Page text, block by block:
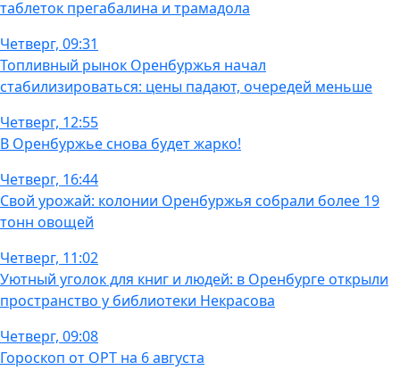
таблеток прегабалина и трамадола
Четверг, 09:31
Топливный рынок Оренбуржья начал
стабилизироваться: цены падают, очередей меньше
Четверг, 12:55
В Оренбуржье снова будет жарко!
Четверг, 16:44
Свой урожай: колонии Оренбуржья собрали более 19
тонн овощей
Четверг, 11:02
Уютный уголок для книг и людей: в Оренбурге открыли
пространство у библиотеки Некрасова
Четверг, 09:08
Гороскоп от ОРТ на 6 августа